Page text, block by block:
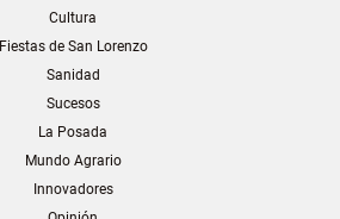
Cultura
Fiestas de San Lorenzo
Sanidad
Sucesos
La Posada
Mundo Agrario
Innovadores